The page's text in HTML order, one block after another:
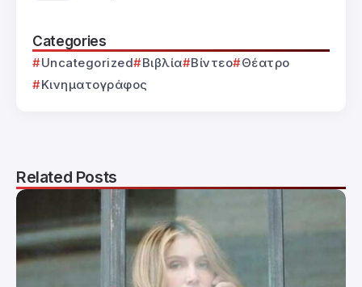
Categories
Uncategorized Βιβλία Βίντεο
Θέατρο
Κινηματογράφος
Related Posts